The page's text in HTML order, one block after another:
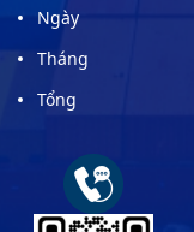
Ngày
Tháng
Tổng